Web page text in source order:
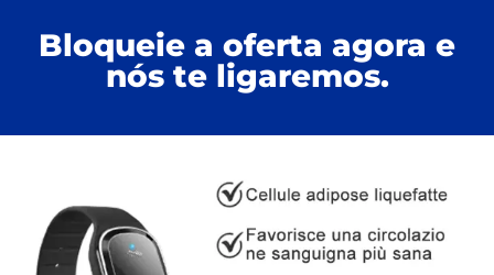
Bloqueie a oferta agora e
nós te ligaremos.